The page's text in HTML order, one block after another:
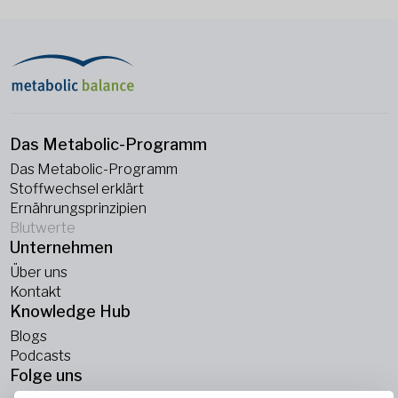
Das Metabolic-Programm
Das Metabolic-Programm
Stoffwechsel erklärt
Ernährungsprinzipien
Blutwerte
Unternehmen
Über uns
Kontakt
Knowledge Hub
Blogs
Podcasts
Folge uns